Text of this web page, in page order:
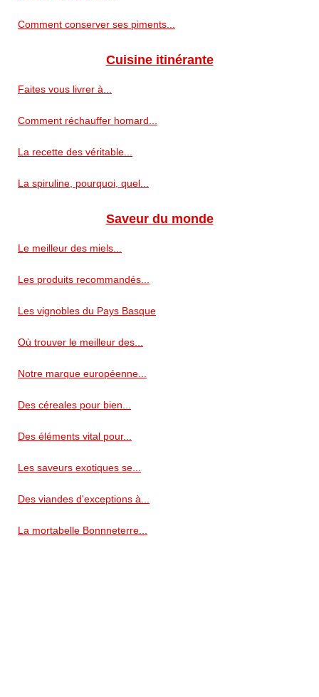
Comment conserver ses piments...
Cuisine itinérante
Faites vous livrer à...
Comment réchauffer homard...
La recette des véritable...
La spiruline, pourquoi, quel...
Saveur du monde
Le meilleur des miels...
Les produits recommandés...
Les vignobles du Pays Basque
Où trouver le meilleur des...
Notre marque européenne...
Des céreales pour bien...
Des éléments vital pour...
Les saveurs exotiques se...
Des viandes d'exceptions à...
La mortabelle Bonnneterre...